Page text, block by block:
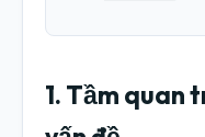
1. Tầm quan